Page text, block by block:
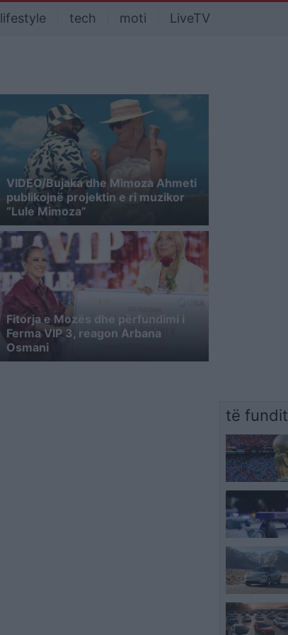
lifestyle tech moti LiveTV
VIDEO/Bujaka dhe Mimoza Ahmeti
publikojnë projektin e ri muzikor
“Lule Mimoza”
Fitorja e Mozës dhe përfundimi i
Ferma VIP 3, reagon Arbana
Osmani
të fundit